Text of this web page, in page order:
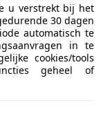
u verstrekt bij het
30 dagen
automatisch te
in te
cookies/tools
geheel of